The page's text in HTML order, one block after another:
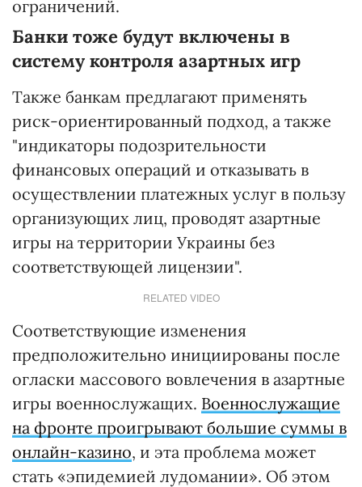
ограничений.
Банки тоже будут включены в
систему контроля азартных игр
Также банкам предлагают применять
риск-ориентированный подход, а также
"индикаторы подозрительности
финансовых операций и отказывать в
осуществлении платежных услуг в пользу
организующих лиц, проводят азартные
игры на территории Украины без
соответствующей лицензии".
RELATED VIDEO
Соответствующие изменения
предположительно инициированы после
огласки массового вовлечения в азартные
игры военнослужащих. Военнослужащие
на фронте проигрывают большие суммы в
онлайн-казино, и эта проблема может
стать «эпидемией лудомании». Об этом